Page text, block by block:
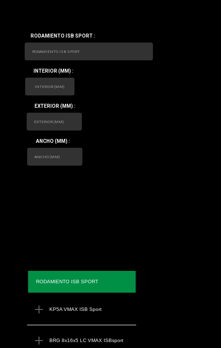
RODAMIENTO ISB SPORT :
INTERIOR (MM) :
EXTERIOR (MM) :
ANCHO (MM) :
RODAMIENTO ISB SPORT
KP5A VMAX ISB Sport
BRG 8x16x5 LC VMAX ISBsport